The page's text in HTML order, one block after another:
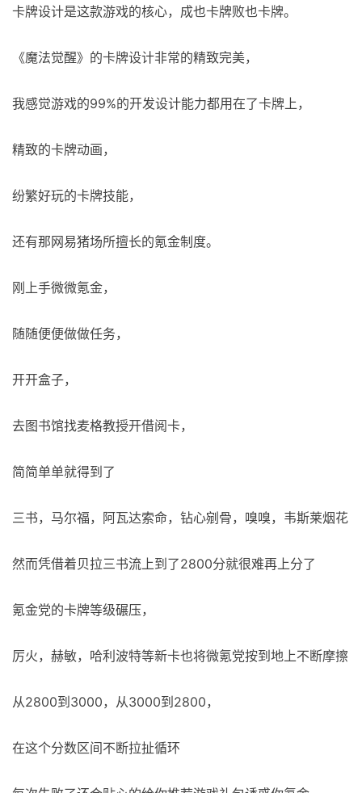
卡牌设计是这款游戏的核心，成也卡牌败也卡牌。
《魔法觉醒》的卡牌设计非常的精致完美，
我感觉游戏的99%的开发设计能力都用在了卡牌上，
精致的卡牌动画，
纷繁好玩的卡牌技能，
还有那网易猪场所擅长的氪金制度。
刚上手微微氪金，
随随便便做做任务，
开开盒子，
去图书馆找麦格教授开借阅卡，
简简单单就得到了
三书，马尔福，阿瓦达索命，钻心剜骨，嗅嗅，韦斯莱烟花
然而凭借着贝拉三书流上到了2800分就很难再上分了
氪金党的卡牌等级碾压，
厉火，赫敏，哈利波特等新卡也将微氪党按到地上不断摩擦
从2800到3000，从3000到2800，
在这个分数区间不断拉扯循环